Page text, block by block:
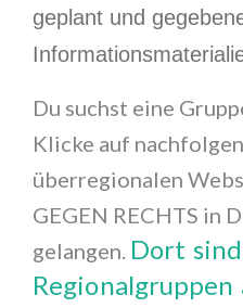
geplant und
Du suchst eine
Klicke auf
überregionalen
GEGEN RECHTS in
gelangen. Dort